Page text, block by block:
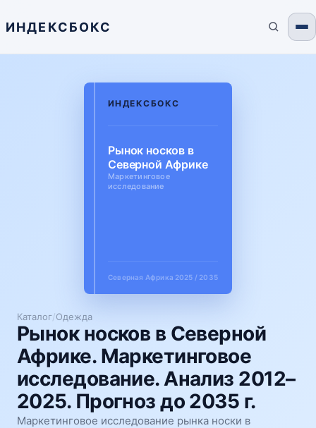
ИНДЕКСБОКС
Каталог/Одежда
Рынок носков в Северной
Африке. Маркетинговое
исследование. Анализ 2012–
2025. Прогноз до 2035 г.
Маркетинговое исследование рынка носки в
ИНДЕКСБОКС
Рынок носков в
Северной Африке
Маркетинговое
исследование
Северная Африка 2025 / 2035